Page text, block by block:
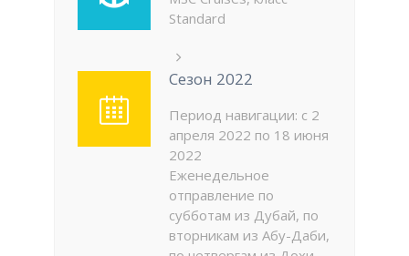
Standard
Сезон 2022
Период навигации: с 2
апреля 2022 по 18 июня
2022
Еженедельное
отправление по
субботам из Дубай, по
вторникам из Абу-Даби,